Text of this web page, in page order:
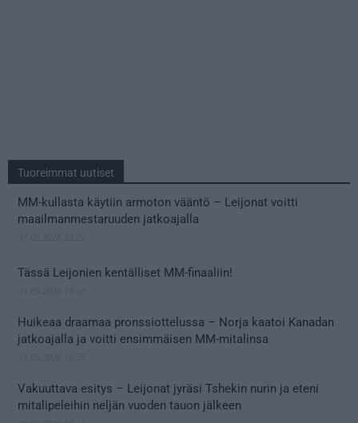
Tuoreimmat uutiset
MM-kullasta käytiin armoton vääntö – Leijonat voitti
maailmanmestaruuden jatkoajalla
Tässä Leijonien kentälliset MM-finaaliin!
Huikeaa draamaa pronssiottelussa – Norja kaatoi Kanadan
jatkoajalla ja voitti ensimmäisen MM-mitalinsa
Vakuuttava esitys – Leijonat jyräsi Tshekin nurin ja eteni
mitalipeleihin neljän vuoden tauon jälkeen